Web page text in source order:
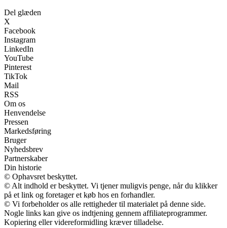
Del glæden
X
Facebook
Instagram
LinkedIn
YouTube
Pinterest
TikTok
Mail
RSS
Om os
Henvendelse
Pressen
Markedsføring
Bruger
Nyhedsbrev
Partnerskaber
Din historie
© Ophavsret beskyttet.
© Alt indhold er beskyttet. Vi tjener muligvis penge, når du klikker
på et link og foretager et køb hos en forhandler.
© Vi forbeholder os alle rettigheder til materialet på denne side.
Nogle links kan give os indtjening gennem affiliateprogrammer.
Kopiering eller videreformidling kræver tilladelse.